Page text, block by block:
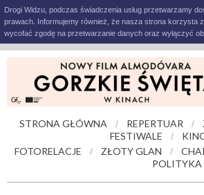
Drogi Widzu, podczas świadczenia usług przetwarzamy
prawach. Informujemy również, że nasza strona korzysta
wycofać zgodę na przetwarzanie danych oraz wyłączyć
STRONA GŁÓWNA / REPERTUAR /
FESTIWALE
/
FOTORELACJE
/ ZŁOTY GLAN /
POLITYKA